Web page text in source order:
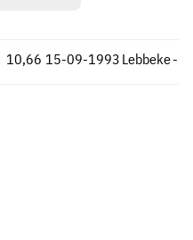
Lebbeke
10,66 -
15-09-1993